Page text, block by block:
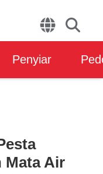
Penyiar
Mata Air